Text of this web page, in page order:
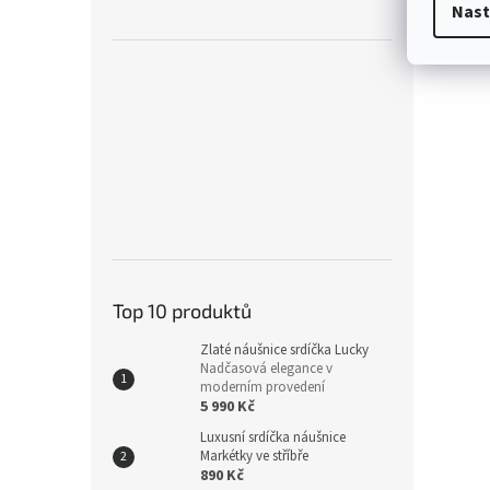
Top 10 produktů
Zlaté náušnice srdíčka Lucky
Nadčasová elegance v
moderním provedení
5 990 Kč
Luxusní srdíčka náušnice
Markétky ve stříbře
890 Kč